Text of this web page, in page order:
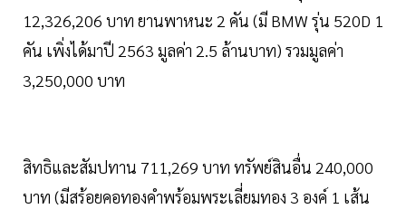
12,326,206 บาท ยานพาหนะ 2 คัน (มี BMW รุ่น 520D 1
คัน เพิ่งได้มาปี 2563 มูลค่า 2.5 ล้านบาท) รวมมูลค่า
3,250,000 บาท
สิทธิและสัมปทาน 711,269 บาท ทรัพย์สินอื่น 240,000
บาท (มีสร้อยคอทองคำพร้อมพระเลี่ยมทอง 3 องค์ 1 เส้น